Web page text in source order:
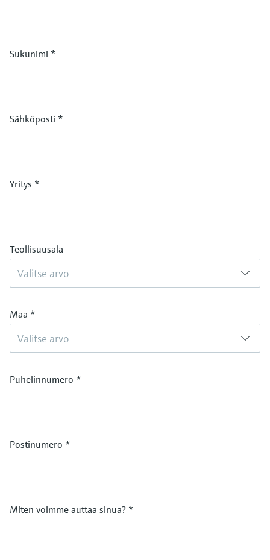
Sukunimi *
Sähköposti *
Yritys *
Teollisuusala
Valitse arvo
Maa *
Valitse arvo
Puhelinnumero *
Postinumero *
Miten voimme auttaa sinua? *